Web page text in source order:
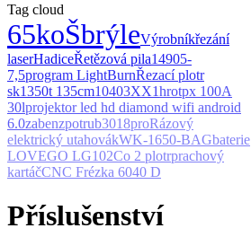
Tag cloud
65koŠbrýleVýrobníkřezání
laserHadiceŘetězová pila14905-
7,5program LightBurnŘezací plotr
sk1350t 135cm10403XX1hrotpx 100A
30lprojektor led hd diamond wifi android
6.0zabenzpotrub3018proRázový
elektrický utahovákWK-1650-BAGbaterie
LOVEGO LG102Co 2 plotrprachový
kartáčCNC Frézka 6040 D
Příslušenství